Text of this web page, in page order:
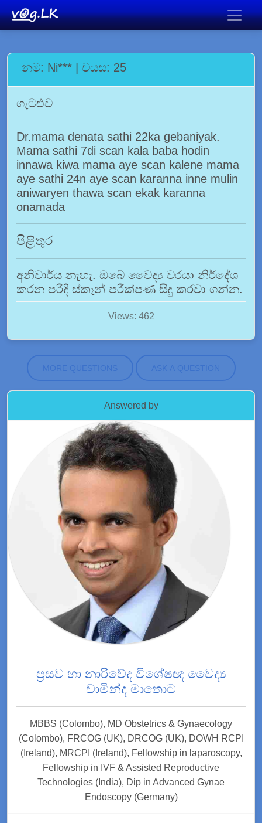
නම: Ni*** | වයස: 25
ගැටළුව
Dr.mama denata sathi 22ka gebaniyak.
Mama sathi 7di scan kala baba hodin
innawa kiwa mama aye scan kalene mama
aye sathi 24n aye scan karanna inne mulin
aniwaryen thawa scan ekak karanna
onamada
පිළිතුර
අනිවාර්ය නැහැ. ඔබේ වෛද්‍ය වරයා නිර්දේශ
කරන පරිදි ස්කෑන් පරීක්ෂණ සිදු කරවා ගන්න.
Views: 462
MORE QUESTIONS ASK A QUESTION
Answered by
ප්‍රසව හා නාරිවේද විශේෂඥ වෛද්‍ය
චාමින්ද මාතොට
MBBS (Colombo), MD Obstetrics & Gynaecology
(Colombo), FRCOG (UK), DRCOG (UK), DOWH RCPI
(Ireland), MRCPI (Ireland), Fellowship in laparoscopy,
Fellowship in IVF & Assisted Reproductive
Technologies (India), Dip in Advanced Gynae
Endoscopy (Germany)